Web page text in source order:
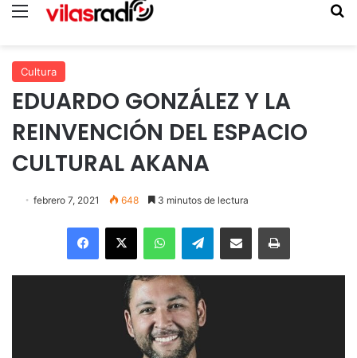
Menú
Cultura
EDUARDO GONZÁLEZ Y LA
REINVENCIÓN DEL ESPACIO
CULTURAL AKANA
febrero 7, 2021 648 3 minutos de lectura
Facebook
X WhatsAppTelegramEnviar vía email Imprimir